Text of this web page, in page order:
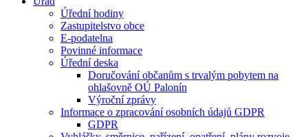
Úřední hodiny
Zastupitelstvo obce
E-podatelna
Povinné informace
Úřední deska
Doručování občanům s trvalým pobytem na
ohlašovně OÚ Palonín
Výroční zprávy
Informace o zpracování osobních údajů GDPR
GDPR